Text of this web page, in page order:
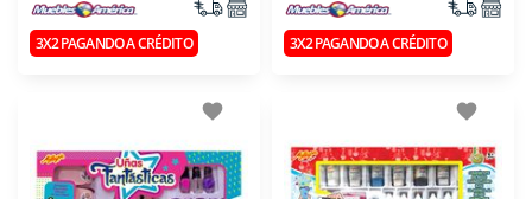
3X2 PAGANDO A CRÉDITO 3X2 PAGANDO A CRÉDITO
favorite favorite